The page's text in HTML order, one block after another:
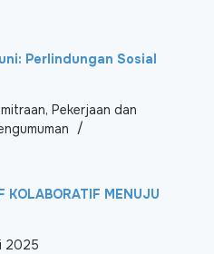
Perlindungan Sosial
, Pekerjaan dan
KOLABORATIF MENUJU
2025